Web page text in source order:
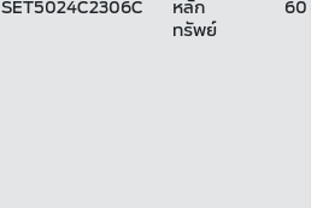
SET5024C2306C
หลัก
ทรัพย์
60